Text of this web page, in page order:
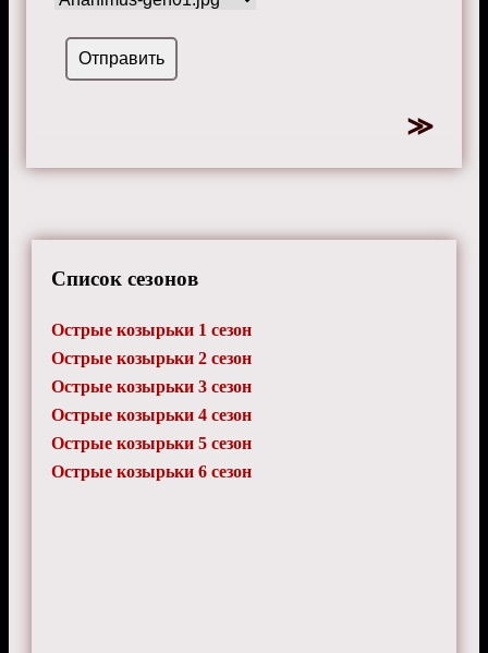
Список сезонов
Острые козырьки 1 сезон
Острые козырьки 2 сезон
Острые козырьки 3 сезон
Острые козырьки 4 сезон
Острые козырьки 5 сезон
Острые козырьки 6 сезон